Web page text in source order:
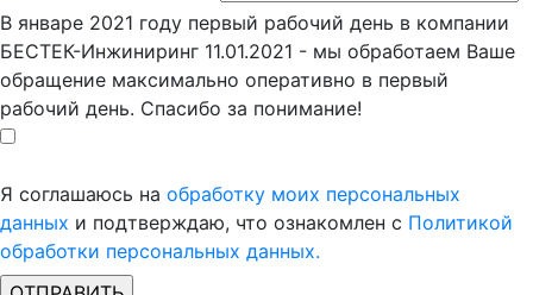
В январе 2021 году первый рабочий день в компании
БЕСТЕК-Инжиниринг 11.01.2021 - мы обработаем Ваше
обращение максимально оперативно в первый
рабочий день. Спасибо за понимание!
Я соглашаюсь на обработку моих персональных
данных и подтверждаю, что ознакомлен с Политикой
обработки персональных данных.